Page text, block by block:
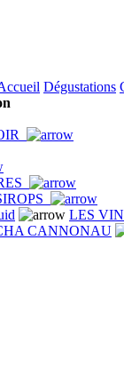
Dégustations
LES
CANNONAU